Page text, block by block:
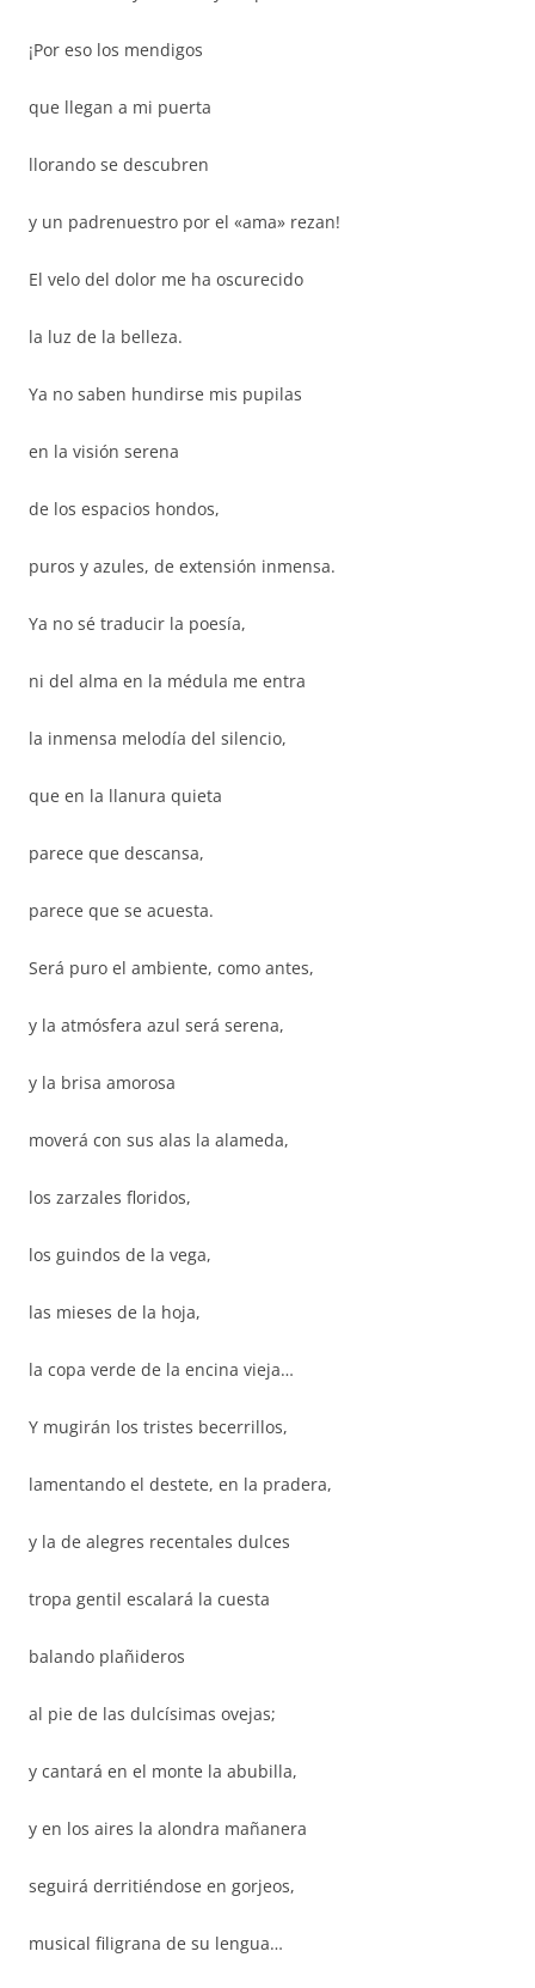
¡Por eso los mendigos
que llegan a mi puerta
llorando se descubren
y un padrenuestro por el «ama» rezan!
El velo del dolor me ha oscurecido
la luz de la belleza.
Ya no saben hundirse mis pupilas
en la visión serena
de los espacios hondos,
puros y azules, de extensión inmensa.
Ya no sé traducir la poesía,
ni del alma en la médula me entra
la inmensa melodía del silencio,
que en la llanura quieta
parece que descansa,
parece que se acuesta.
Será puro el ambiente, como antes,
y la atmósfera azul será serena,
y la brisa amorosa
moverá con sus alas la alameda,
los zarzales floridos,
los guindos de la vega,
las mieses de la hoja,
la copa verde de la encina vieja…
Y mugirán los tristes becerrillos,
lamentando el destete, en la pradera,
y la de alegres recentales dulces
tropa gentil escalará la cuesta
balando plañideros
al pie de las dulcísimas ovejas;
y cantará en el monte la abubilla,
y en los aires la alondra mañanera
seguirá derritiéndose en gorjeos,
musical filigrana de su lengua…